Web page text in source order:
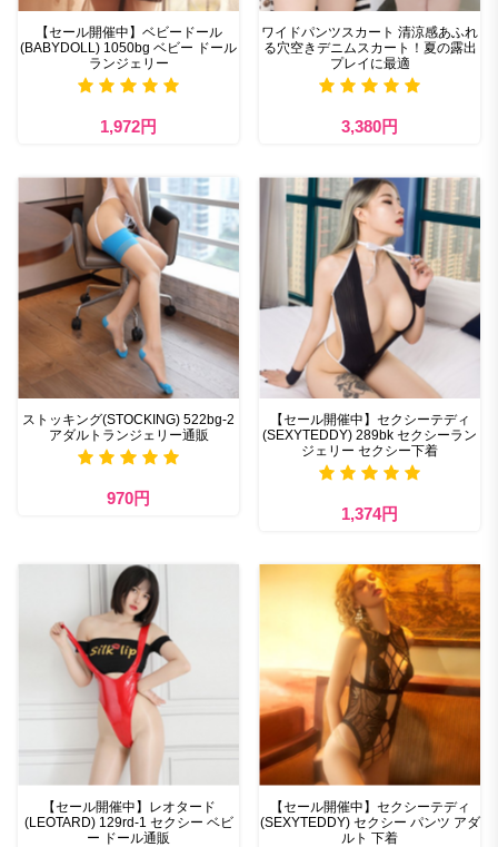
【セール開催中】ベビードール
(BABYDOLL) 1050bg ベビー ドール
ランジェリー
1,972円
ワイドパンツスカート 清涼感あふれ
る穴空きデニムスカート！夏の露出
プレイに最適
3,380円
ストッキング(STOCKING) 522bg-2
アダルトランジェリー通販
970円
【セール開催中】セクシーテディ
(SEXYTEDDY) 289bk セクシーラン
ジェリー セクシー下着
1,374円
【セール開催中】レオタード
(LEOTARD) 129rd-1 セクシー ベビ
ー ドール通販
【セール開催中】セクシーテディ
(SEXYTEDDY) セクシー パンツ アダ
ルト 下着